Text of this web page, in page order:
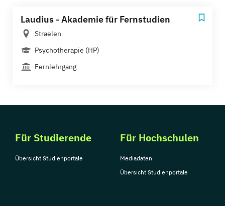
Laudius - Akademie für Fernstudien
Straelen
Psychotherapie (HP)
Fernlehrgang
Für Studierende
Übersicht Studienportale
Für Hochschulen
Mediadaten
Übersicht Studienportale